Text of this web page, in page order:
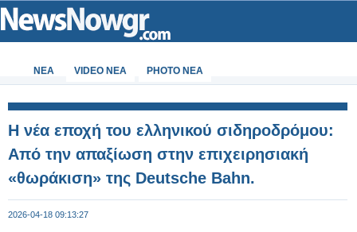
ΝΕΑ VIDEO NEA PHOTO NEA
Η νέα εποχή του ελληνικού σιδηροδρόμου:
Από την απαξίωση στην επιχειρησιακή
«θωράκιση» της Deutsche Bahn.
2026-04-18 09:13:27